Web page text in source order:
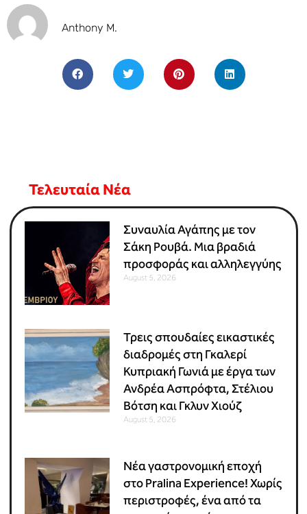
Anthony M.
Τελευταία Νέα
Συναυλία Αγάπης με τον
Σάκη Ρουβά. Μια βραδιά
προσφοράς και αλληλεγγύης
August 5, 2026
Τρεις σπουδαίες εικαστικές
διαδρομές στη Γκαλερί
Κυπριακή Γωνιά με έργα των
Ανδρέα Ασπρόφτα, Στέλιου
Βότση και Γκλυν Χιούζ
August 5, 2026
Νέα γαστρονομική εποχή
στο Pralina Experience! Χωρίς
περιστροφές, ένα από τα